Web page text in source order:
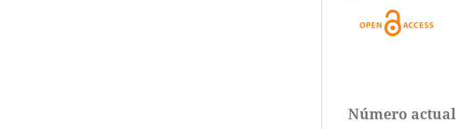
Número actual